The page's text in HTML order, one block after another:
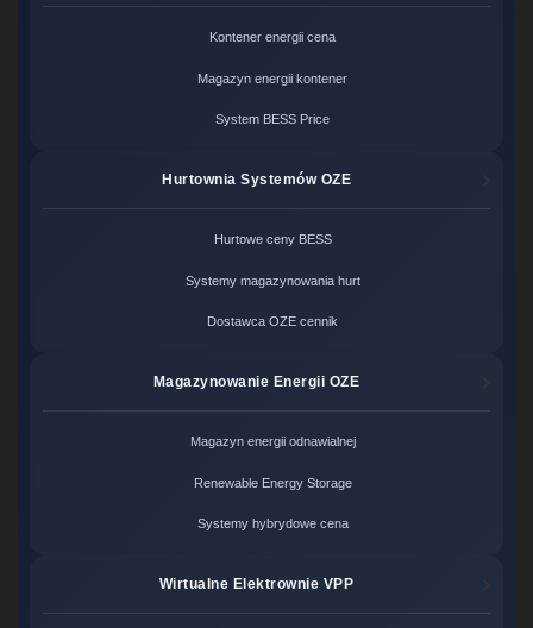
Kontener energii cena
Magazyn energii kontener
System BESS Price
Hurtownia Systemów OZE
Hurtowe ceny BESS
Systemy magazynowania hurt
Dostawca OZE cennik
Magazynowanie Energii OZE
Magazyn energii odnawialnej
Renewable Energy Storage
Systemy hybrydowe cena
Wirtualne Elektrownie VPP